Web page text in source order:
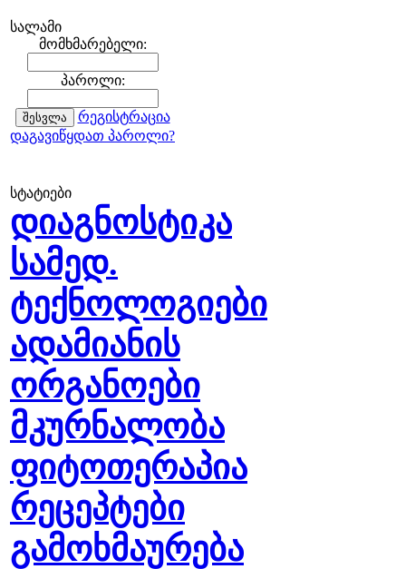
სალამი
მომხმარებელი:
პაროლი:
რეგისტრაცია
დაგავიწყდათ პაროლი?
სტატიები
დიაგნოსტიკა
სამედ.
ტექნოლოგიები
ადამიანის
ორგანოები
მკურნალობა
ფიტოთერაპია
რეცეპტები
გამოხმაურება